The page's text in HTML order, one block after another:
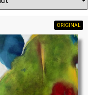
ORIGINAL